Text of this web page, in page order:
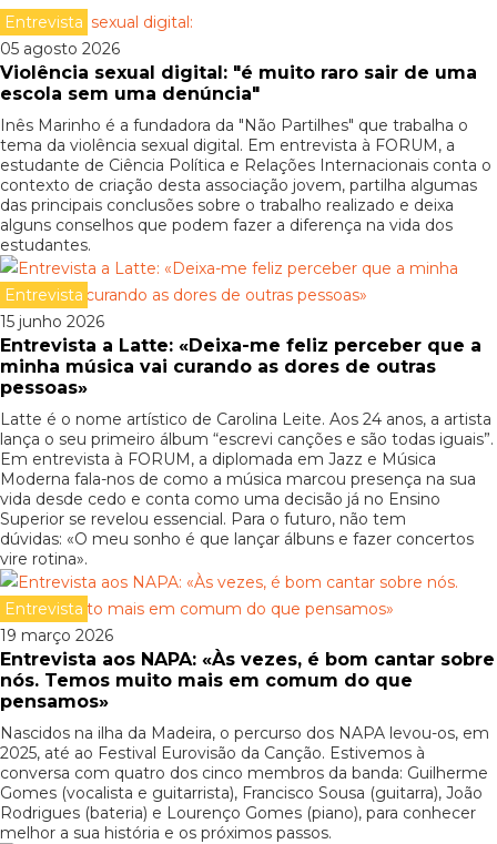
Entrevista
05 agosto 2026
Violência sexual digital: "é muito raro sair de uma
escola sem uma denúncia"
Inês Marinho é a fundadora da "Não Partilhes" que trabalha o
tema da violência sexual digital. Em entrevista à FORUM, a
estudante de Ciência Política e Relações Internacionais conta o
contexto de criação desta associação jovem, partilha algumas
das principais conclusões sobre o trabalho realizado e deixa
alguns conselhos que podem fazer a diferença na vida dos
estudantes.
Entrevista
15 junho 2026
Entrevista a Latte: «Deixa-me feliz perceber que a
minha música vai curando as dores de outras
pessoas»
Latte é o nome artístico de Carolina Leite. Aos 24 anos, a artista
lança o seu primeiro álbum “escrevi canções e são todas iguais”.
Em entrevista à FORUM, a diplomada em Jazz e Música
Moderna fala-nos de como a música marcou presença na sua
vida desde cedo e conta como uma decisão já no Ensino
Superior se revelou essencial. Para o futuro, não tem
dúvidas: «O meu sonho é que lançar álbuns e fazer concertos
vire rotina».
Entrevista
19 março 2026
Entrevista aos NAPA: «Às vezes, é bom cantar sobre
nós. Temos muito mais em comum do que
pensamos»
Nascidos na ilha da Madeira, o percurso dos NAPA levou-os, em
2025, até ao Festival Eurovisão da Canção. Estivemos à
conversa com quatro dos cinco membros da banda: Guilherme
Gomes (vocalista e guitarrista), Francisco Sousa (guitarra), João
Rodrigues (bateria) e Lourenço Gomes (piano), para conhecer
melhor a sua história e os próximos passos.